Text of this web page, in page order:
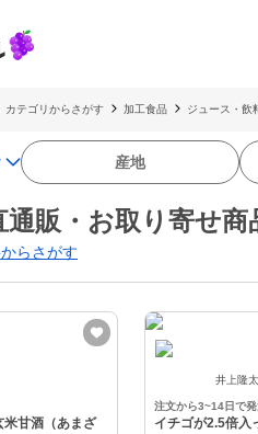
カテゴリからさがす 加工食品 ジュース・飲
産地
通販・お取り寄せ商
らさがす
甘酒（あまざ
井上隆
注文から3~14日で
イチゴが2.5倍入